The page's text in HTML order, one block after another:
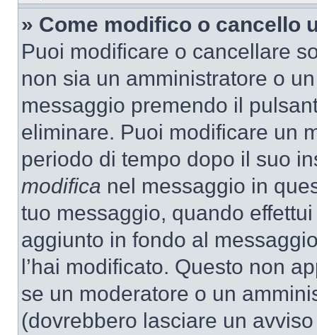
» Come modifico o cancello
Puoi modificare o cancellare
non sia un amministratore o
messaggio premendo il
eliminare. Puoi modificare un
periodo di tempo dopo il suo
modifica nel messaggio in
tuo messaggio, quando
aggiunto in fondo al
l’hai modificato. Questo non
se un moderatore o un
(dovrebbero lasciare un